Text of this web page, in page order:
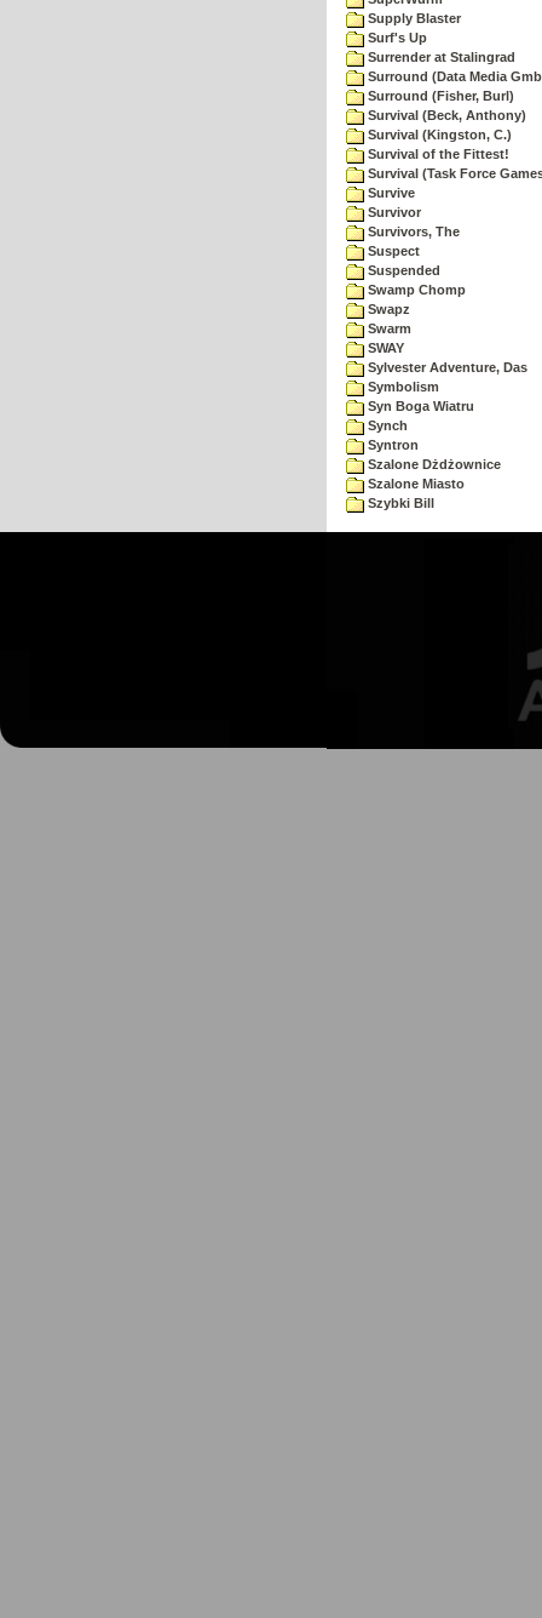
Supply Blaster
Surf's Up
Surrender at Stalingrad
Surround (Data Media
Surround (Fisher, Burl)
Survival (Beck, Anthony)
Survival (Kingston, C.)
Survival of the Fittest!
Survival (Task Force
Survive
Survivor
Survivors, The
Suspect
Suspended
Swamp Chomp
Swapz
Swarm
SWAY
Sylvester Adventure, Das
Symbolism
Syn Boga Wiatru
Synch
Syntron
Szalone Dżdżownice
Szalone Miasto
Szybki Bill